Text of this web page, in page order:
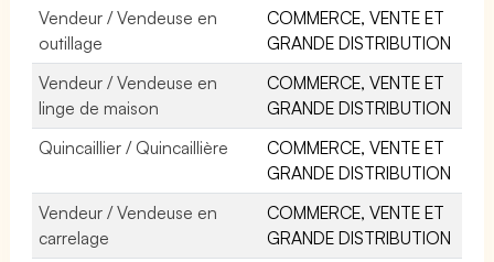
Vendeur / Vendeuse en
outillage
COMMERCE, VENTE ET
GRANDE DISTRIBUTION
Vendeur / Vendeuse en
linge de maison
COMMERCE, VENTE ET
GRANDE DISTRIBUTION
Quincaillier / Quincaillière
COMMERCE, VENTE ET
GRANDE DISTRIBUTION
Vendeur / Vendeuse en
carrelage
COMMERCE, VENTE ET
GRANDE DISTRIBUTION